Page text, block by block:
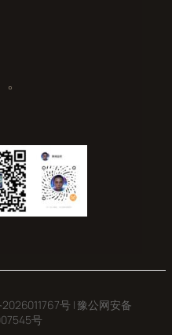
号| 豫公网安备
号